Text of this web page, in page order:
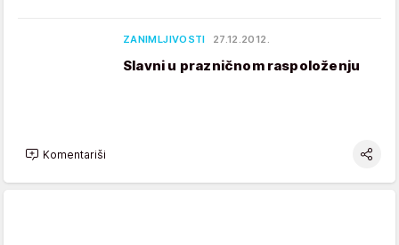
ZANIMLJIVOSTI 27.12.2012.
Slavni u prazničnom raspoloženju
Komentariši